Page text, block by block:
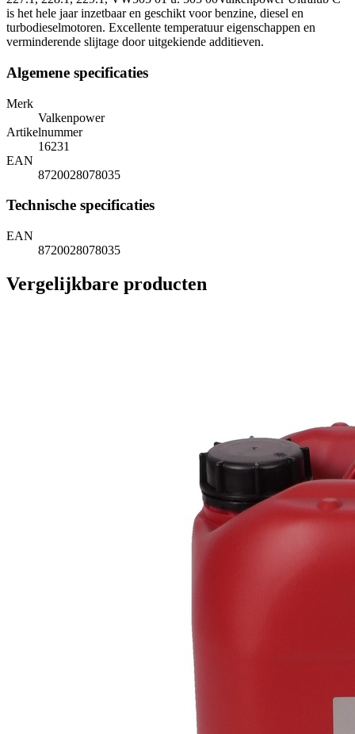
is het hele jaar inzetbaar en geschikt voor benzine, diesel en
turbodieselmotoren. Excellente temperatuur eigenschappen en
verminderende slijtage door uitgekiende additieven.
Algemene specificaties
Merk
Valkenpower
Artikelnummer
16231
EAN
8720028078035
Technische specificaties
EAN
8720028078035
Vergelijkbare producten